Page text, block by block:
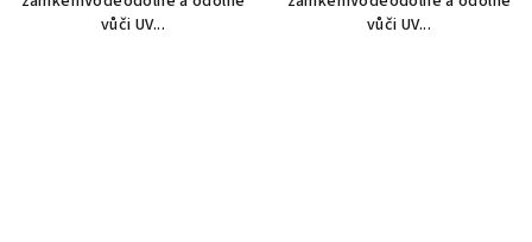
vůči UV...
vůči UV...